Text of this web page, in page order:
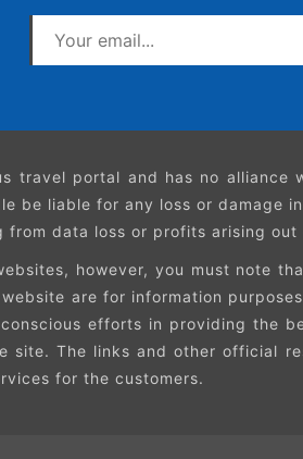
travel portal and has no
be liable for any loss or
from data loss or profits arising
however, you must note
are for information
efforts in providing the
site. The links and other official
for the customers.